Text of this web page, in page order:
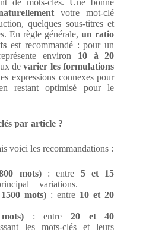
de mots-clés. Une bonne
votre mot-clé
quelques sous-titres et
En règle générale,un ratio
est recommandé : pour un
environ 10 à 20
devarier les formulations
expressions connexes pour
restant optimisé pour le
par article ?
voici les recommandations :
mots): entre 5 et 15
+ variations.
mots) : entre 10 et 20
: entre 20 et 40
les mots-clés et leurs